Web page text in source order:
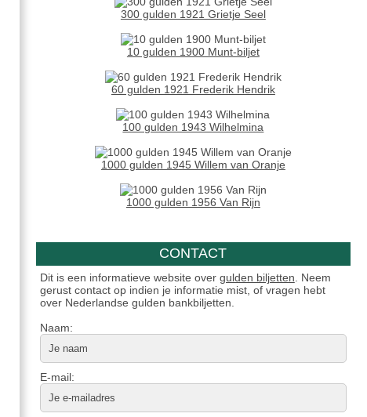
300 gulden 1921 Grietje Seel
10 gulden 1900 Munt-biljet
60 gulden 1921 Frederik Hendrik
100 gulden 1943 Wilhelmina
1000 gulden 1945 Willem van Oranje
1000 gulden 1956 Van Rijn
CONTACT
Dit is een informatieve website over gulden biljetten . Neem
gerust contact op indien je informatie mist, of vragen hebt
over Nederlandse gulden bankbiljetten.
Naam:
E-mail: